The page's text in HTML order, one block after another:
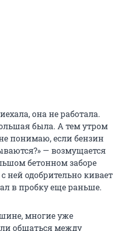
она не работала.
была. А тем утром
понимаю, если бензин
— возмущается
бетонном заборе
ней одобрительно кивает
в пробку еще раньше.
многие уже
общаться между